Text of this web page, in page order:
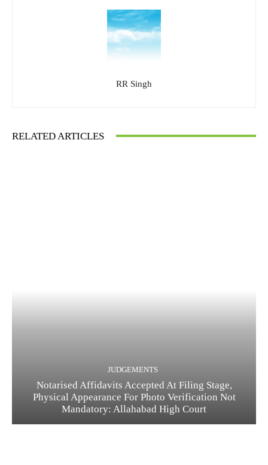
RR Singh
RELATED ARTICLES
JUDGEMENTS
Notarised Affidavits Accepted At Filing Stage,
Physical Appearance For Photo Verification Not
Mandatory: Allahabad High Court